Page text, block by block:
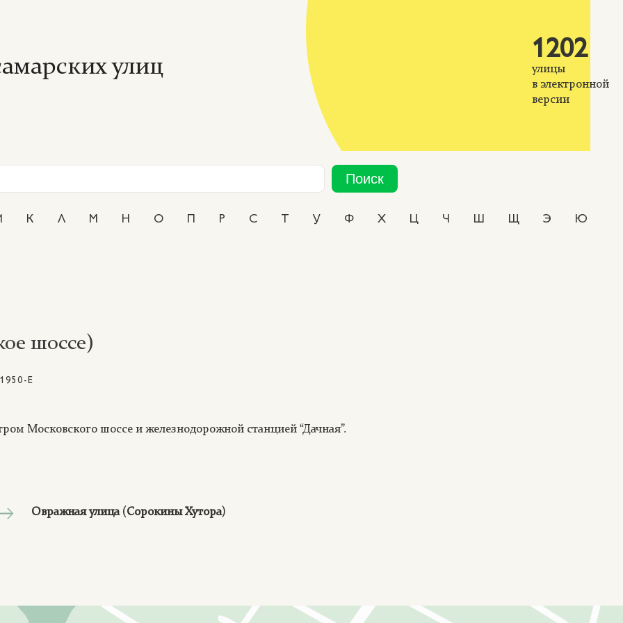
улиц
1202
улицы
в электронной
версии
Поиск
К Л М Н О Р С У Ф Х Ц Ч Ш Щ Э
Ю
шоссе)
Е
Московского шоссе и железнодорожной станцией “Дачная”.
Овражная улица (Сорокины Хутора)